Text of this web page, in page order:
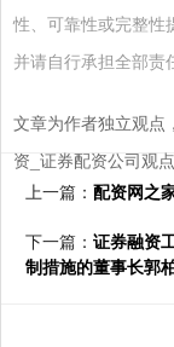
性、可靠性或完整性
并请自行承担全部
文章为作者独立观点
资_证券配资公司观点
上一篇： 配资网之
下一篇： 证券融资
制措施的董事长郭